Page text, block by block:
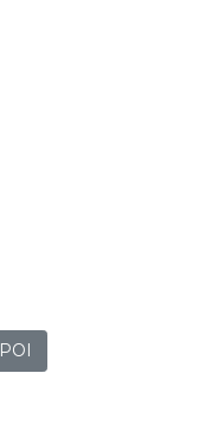
POI